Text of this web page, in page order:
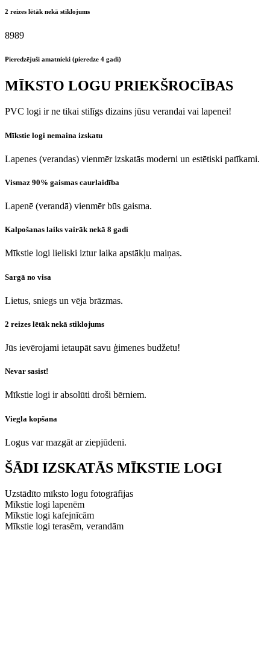
2 reizes lētāk nekā stiklojums
8989
Pieredzējuši amatnieki (pieredze 4 gadi)
MĪKSTO LOGU PRIEKŠROCĪBAS
PVC logi ir ne tikai stilīgs dizains jūsu verandai vai lapenei!
Mīkstie logi nemaina izskatu
Lapenes (verandas) vienmēr izskatās moderni un estētiski patīkami.
Vismaz 90% gaismas caurlaidība
Lapenē (verandā) vienmēr būs gaisma.
Kalpošanas laiks vairāk nekā 8 gadi
Mīkstie logi lieliski iztur laika apstākļu maiņas.
Sargā no visa
Lietus, sniegs un vēja brāzmas.
2 reizes lētāk nekā stiklojums
Jūs ievērojami ietaupāt savu ģimenes budžetu!
Nevar sasist!
Mīkstie logi ir absolūti droši bērniem.
Viegla kopšana
Logus var mazgāt ar ziepjūdeni.
ŠĀDI IZSKATĀS MĪKSTIE LOGI
Uzstādīto mīksto logu fotogrāfijas
Mīkstie logi lapenēm
Mīkstie logi kafejnīcām
Mīkstie logi terasēm, verandām